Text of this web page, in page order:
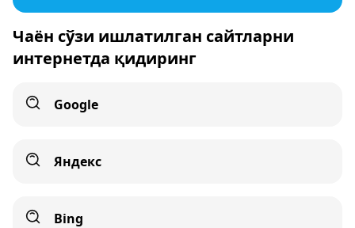
Чаён сўзи ишлатилган сайтларни
интернетда қидиринг
Google
Яндекс
Bing